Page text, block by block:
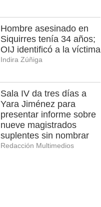
Hombre asesinado en
Siquirres tenía 34 años;
OIJ identificó a la víctima
Indira Zúñiga
Sala IV da tres días a
Yara Jiménez para
presentar informe sobre
nueve magistrados
suplentes sin nombrar
Redacción Multimedios